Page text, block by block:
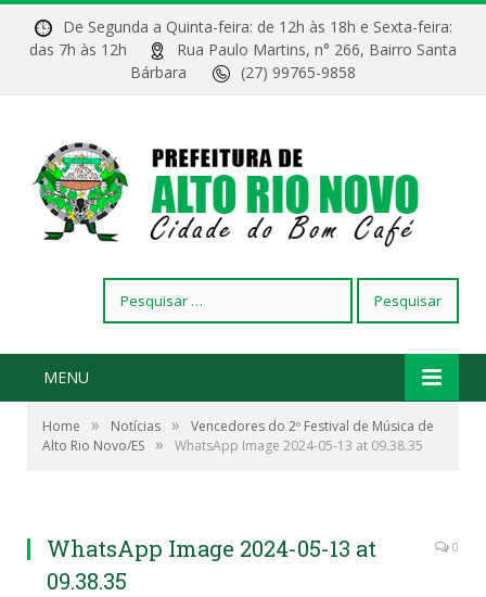
De Segunda a Quinta-feira: de 12h às 18h e Sexta-feira:
das 7h às 12h
Rua Paulo Martins, n° 266, Bairro Santa
Bárbara
(27) 99765-9858
por:
MENU
Home » Notícias »
Vencedores do 2º Festival de Música de
Alto Rio Novo/ES » WhatsApp Image 2024-05-13 at 09.38.35
WhatsApp Image 2024-05-13 at
09.38.35
0